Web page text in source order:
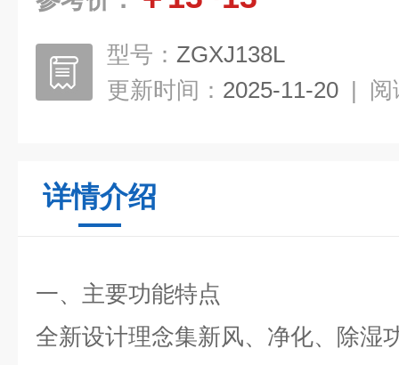
型号： ZGXJ138L
更新时间： 2025-11-20 | 阅
详情介绍
一、主要功能特点
全新设计理念集新风、净化、除湿